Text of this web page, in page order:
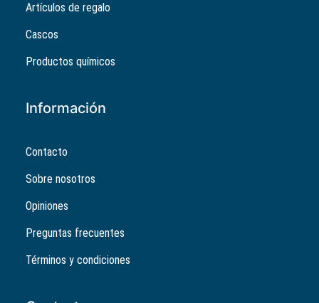
Artículos de regalo
Cascos
Productos químicos
Información
Contacto
Sobre nosotros
Opiniones
Preguntas frecuentes
Términos y condiciones